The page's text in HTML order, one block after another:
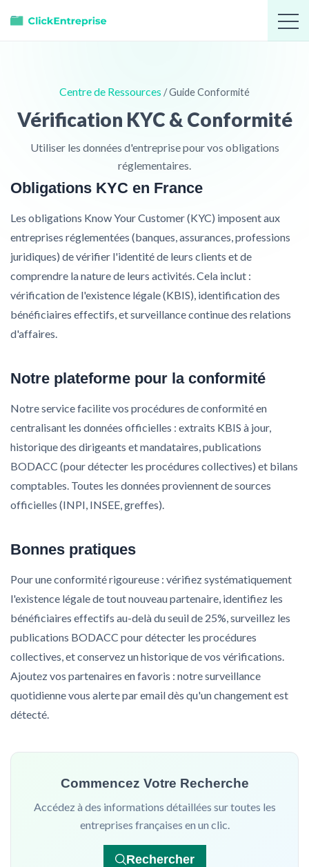
Centre de Ressources / Guide Conformité
Vérification KYC & Conformité
Utiliser les données d'entreprise pour vos obligations
réglementaires.
Obligations KYC en France
Les obligations Know Your Customer (KYC) imposent aux
entreprises réglementées (banques, assurances, professions
juridiques) de vérifier l'identité de leurs clients et de
comprendre la nature de leurs activités. Cela inclut :
vérification de l'existence légale (KBIS), identification des
bénéficiaires effectifs, et surveillance continue des relations
d'affaires.
Notre plateforme pour la conformité
Notre service facilite vos procédures de conformité en
centralisant les données officielles : extraits KBIS à jour,
historique des dirigeants et mandataires, publications
BODACC (pour détecter les procédures collectives) et bilans
comptables. Toutes les données proviennent de sources
officielles (INPI, INSEE, greffes).
Bonnes pratiques
Pour une conformité rigoureuse : vérifiez systématiquement
l'existence légale de tout nouveau partenaire, identifiez les
bénéficiaires effectifs au-delà du seuil de 25%, surveillez les
publications BODACC pour détecter les procédures
collectives, et conservez un historique de vos vérifications.
Ajoutez vos partenaires en favoris : notre surveillance
quotidienne vous alerte par email dès qu'un changement est
détecté.
Commencez Votre Recherche
Accédez à des informations détaillées sur toutes les
entreprises françaises en un clic.
Rechercher